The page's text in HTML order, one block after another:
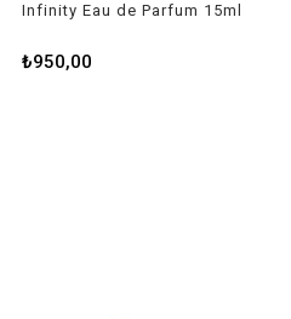
Infinity Eau de Parfum 15ml
₺950,00